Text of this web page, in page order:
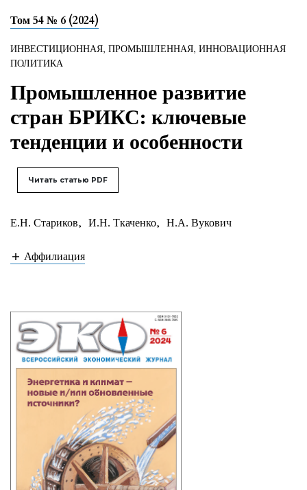
Том 54 № 6 (2024)
ИНВЕСТИЦИОННАЯ, ПРОМЫШЛЕННАЯ, ИННОВАЦИОННАЯ
ПОЛИТИКА
Промышленное развитие
стран БРИКС: ключевые
тенденции и особенности
Читать статью PDF
Е.Н. Стариков, И.Н. Ткаченко, Н.А. Вукович
Аффилиация